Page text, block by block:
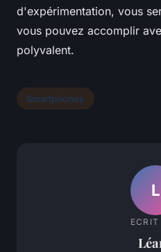
d'expérimentation, vous
vous pouvez accomplir
polyvalent.
Smartphones
L
ECRIT